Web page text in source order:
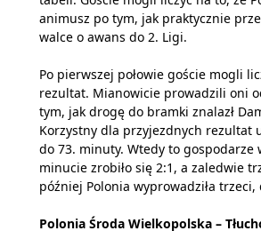
animusz po tym, jak praktycznie
walce o awans do 2. Ligi.
Po pierwszej połowie goście mogli
rezultat. Mianowicie prowadzili oni
tym, jak drogę do bramki znalazł
Korzystny dla przyjezdnych rezultat
do 73. minuty. Wtedy to gospodarze
minucie zrobiło się 2:1, a zaledwie
później Polonia wyprowadziła trzeci,
Polonia Środa Wielkopolska –